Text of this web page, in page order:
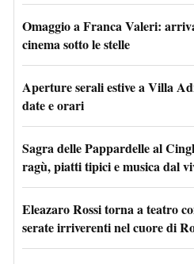
Omaggio a Franca Valeri:
cinema sotto le stelle
Aperture serali estive a Villa
date e orari
Sagra delle Pappardelle al
ragù, piatti tipici e musica dal
Eleazaro Rossi torna a teatro
serate irriverenti nel cuore di